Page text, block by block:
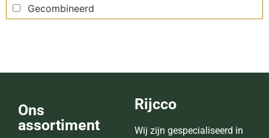
Gecombineerd
Ons
assortiment
Rijcco
Wij zijn gespecialiseerd in